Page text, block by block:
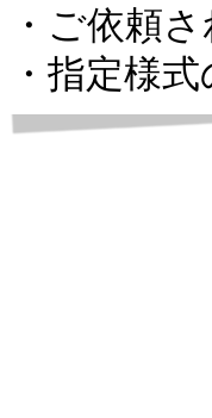
・ご依頼
・指定様